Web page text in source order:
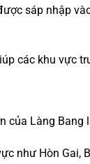
sáp nhập
các khu vực
của Làng Bang
như Hòn Gai,